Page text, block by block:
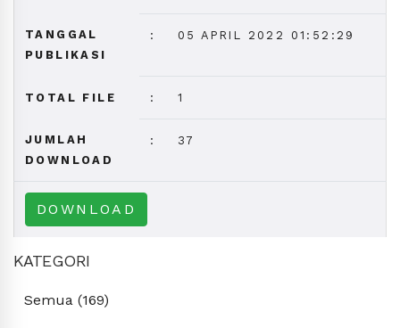
TANGGAL
PUBLIKASI
: 05 APRIL 2022 01:52:29
TOTAL FILE : 1
JUMLAH
DOWNLOAD
: 37
DOWNLOAD
KATEGORI
Semua (169)